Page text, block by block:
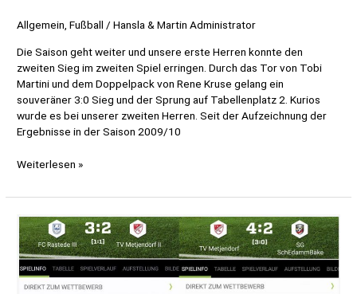
Allgemein,Fußball /Hansla & Martin Administrator
Die Saison geht weiter und unsere erste Herren konnte den
zweiten Sieg im zweiten Spiel erringen. Durch das Tor von Tobi
Martini und dem Doppelpack von Rene Kruse gelang ein
souveräner 3:0 Sieg und der Sprung auf Tabellenplatz 2. Kurios
wurde es bei unserer zweiten Herren. Seit der Aufzeichnung der
Ergebnisse in der Saison 2009/10
Ein
Freitag!
Weiterlesen »